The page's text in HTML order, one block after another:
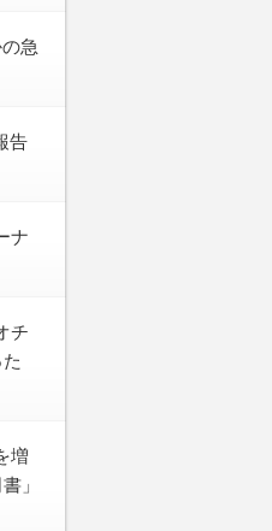
急
告
ナ
チ
増
」